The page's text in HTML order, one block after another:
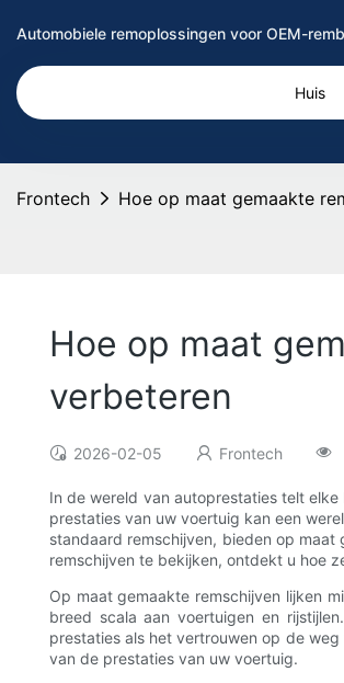
Automobiele remoplossingen voor OEM-
Huis
Frontech Hoe op maat gemaakte
Hoe op maat
verbeteren
2026-02-05 Frontech
In de wereld van autoprestaties telt
prestaties van uw voertuig kan een
standaard remschijven, bieden op
remschijven te bekijken, ontdekt u hoe
Op maat gemaakte remschijven lijken
breed scala aan voertuigen en
prestaties als het vertrouwen op de
van de prestaties van uw voertuig.